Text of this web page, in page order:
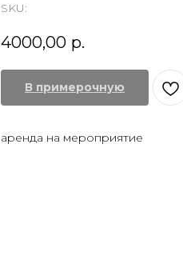
SKU:
4000,00 р.
В примерочную
аренда на мероприятие